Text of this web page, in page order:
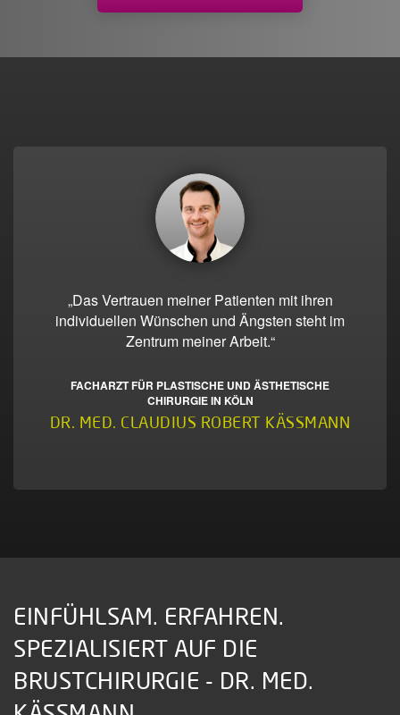
„Das Vertrauen meiner Patienten mit ihren
individuellen Wünschen und Ängsten steht im
Zentrum meiner Arbeit.“
FACHARZT FÜR PLASTISCHE UND ÄSTHETISCHE
CHIRURGIE IN KÖLN
DR. MED. CLAUDIUS ROBERT KÄSSMANN
EINFÜHLSAM. ERFAHREN.
SPEZIALISIERT AUF DIE
BRUSTCHIRURGIE - DR. MED.